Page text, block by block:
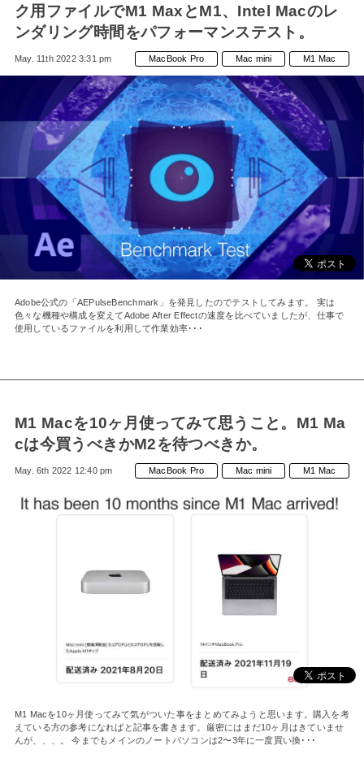
ク用ファイルでM1 MaxとM1、Intel Macのレ
ンダリング時間をパフォーマンステスト。
May. 11th 2022 3:31 pm MacBook Pro Mac mini M1 Mac
Adobe公式の「AEPulseBenchmark」を発見したのでテストしてみます。 実は
色々な機種や構成を変えてAdobe After Effectの速度を比べていましたが、仕事で
使用しているファイルを利用して作業効率･･･
M1 Macを10ヶ月使ってみて思うこと。M1 Ma
cは今買うべきかM2を待つべきか。
May. 6th 2022 12:40 pm MacBook Pro Mac mini M1 Mac
M1 Macを10ヶ月使ってみて気がついた事をまとめてみようと思います。購入を考
えている方の参考になればと記事を書きます。厳密にはまだ10ヶ月はきていませ
んが、、、。 今までもメインのノートパソコンは2〜3年に一度買い換･･･